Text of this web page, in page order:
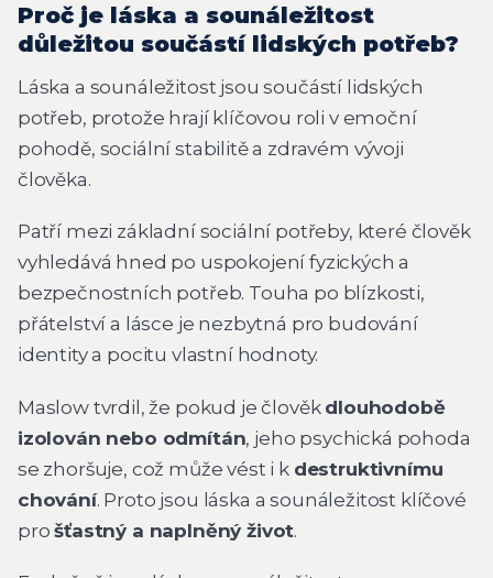
Proč je láska a sounáležitost
důležitou součástí lidských potřeb?
Láska a sounáležitost jsou součástí lidských
potřeb, protože hrají klíčovou roli v emoční
pohodě, sociální stabilitě a zdravém vývoji
člověka.
Patří mezi základní sociální potřeby, které člověk
vyhledává hned po uspokojení fyzických a
bezpečnostních potřeb. Touha po blízkosti,
přátelství a lásce je nezbytná pro budování
identity a pocitu vlastní hodnoty.
Maslow tvrdil, že pokud je člověk dlouhodobě
izolován nebo odmítán, jeho psychická pohoda
se zhoršuje, což může vést i k destruktivnímu
chování. Proto jsou láska a sounáležitost klíčové
prošťastný a naplněný život.